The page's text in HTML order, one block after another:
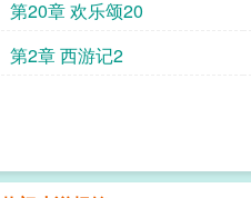
第20章 欢乐颂20
第2章 西游记2